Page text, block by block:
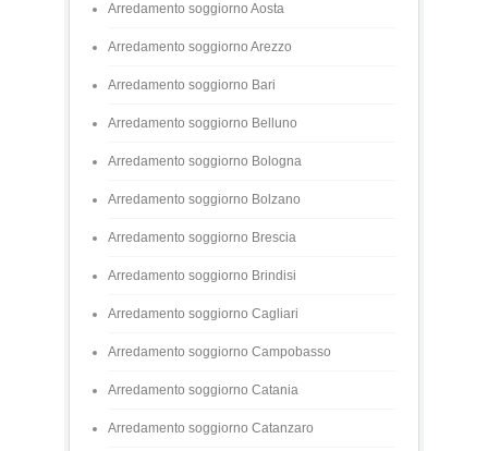
Arredamento soggiorno Aosta
Arredamento soggiorno Arezzo
Arredamento soggiorno Bari
Arredamento soggiorno Belluno
Arredamento soggiorno Bologna
Arredamento soggiorno Bolzano
Arredamento soggiorno Brescia
Arredamento soggiorno Brindisi
Arredamento soggiorno Cagliari
Arredamento soggiorno Campobasso
Arredamento soggiorno Catania
Arredamento soggiorno Catanzaro